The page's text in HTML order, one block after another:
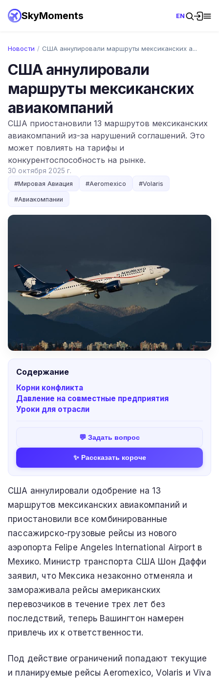
SkyMoments EN
Новости / США аннулировали маршруты мексиканских а...
США аннулировали
маршруты мексиканских
авиакомпаний
США приостановили 13 маршрутов мексиканских
авиакомпаний из-за нарушений соглашений. Это
может повлиять на тарифы и
конкурентоспособность на рынке.
30 октября 2025 г.
#Мировая Авиация #Aeromexico #Volaris
#Авиакомпании
Содержание
Корни конфликта
Давление на совместные предприятия
Уроки для отрасли
💬 Задать вопрос
✨ Рассказать короче
США аннулировали одобрение на 13
маршрутов мексиканских авиакомпаний и
приостановили все комбинированные
пассажирско-грузовые рейсы из нового
аэропорта Felipe Angeles International Airport в
Мехико. Министр транспорта США Шон Даффи
заявил, что Мексика незаконно отменяла и
замораживала рейсы американских
перевозчиков в течение трех лет без
последствий, теперь Вашингтон намерен
привлечь их к ответственности.
Под действие ограничений попадают текущие
и планируемые рейсы Aeromexico, Volaris и Viva